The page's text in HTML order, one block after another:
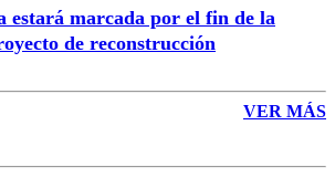
estará marcada por el fin de la
de reconstrucción
VER MÁS